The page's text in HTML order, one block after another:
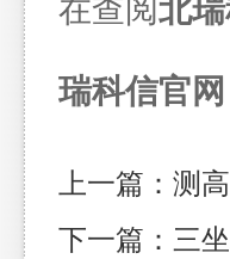
在查阅北
瑞科信官网
上一篇：测
下一篇：三